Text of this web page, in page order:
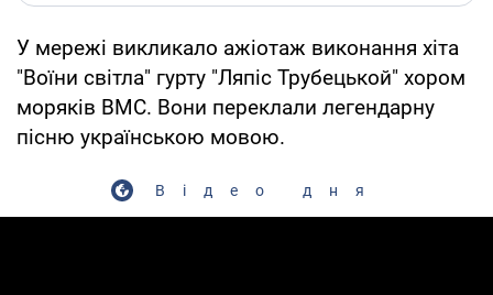
У мережі викликало ажіотаж виконання хіта
"Воїни світла" гурту "Ляпіс Трубецькой" хором
моряків ВМС. Вони переклали легендарну
пісню українською мовою.
Відео дня